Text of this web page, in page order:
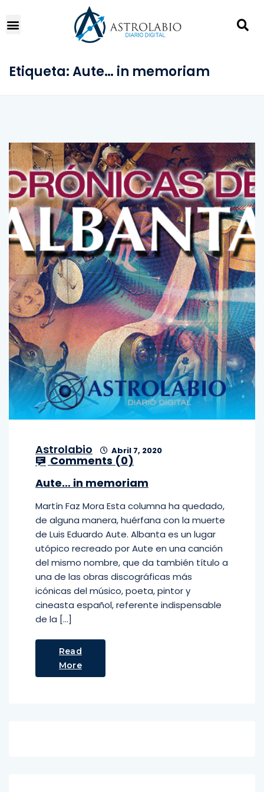
Etiqueta:Aute… in memoriam
Astrolabio Abril 7, 2020
Comments (0)
Aute… in memoriam
Martín Faz Mora Esta columna ha quedado,
de alguna manera, huérfana con la muerte
de Luis Eduardo Aute. Albanta es un lugar
utópico recreado por Aute en una canción
del mismo nombre, que da también título a
una de las obras discográficas más
icónicas del músico, poeta, pintor y
cineasta español, referente indispensable
de la […]
Read
More